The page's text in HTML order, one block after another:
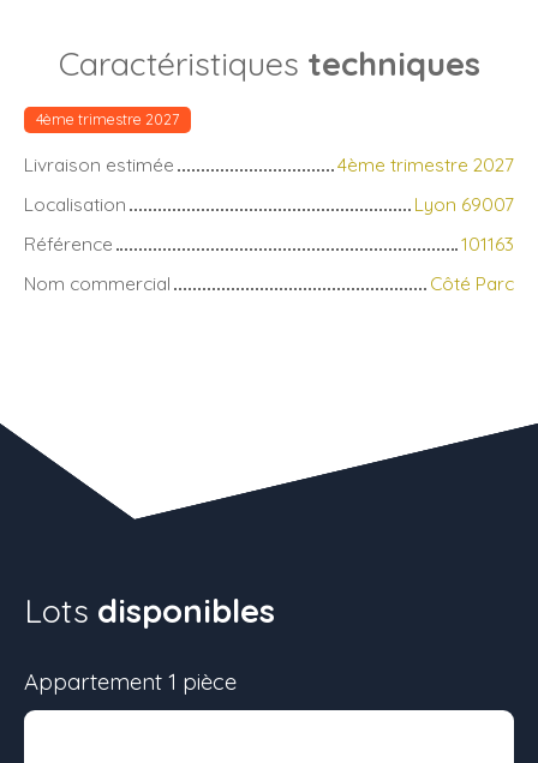
Caractéristiques techniques
4ème trimestre 2027
Livraison estimée
4ème trimestre 2027
Localisation
Lyon 69007
Référence
101163
Nom commercial
Côté Parc
Lots disponibles
Appartement 1 pièce